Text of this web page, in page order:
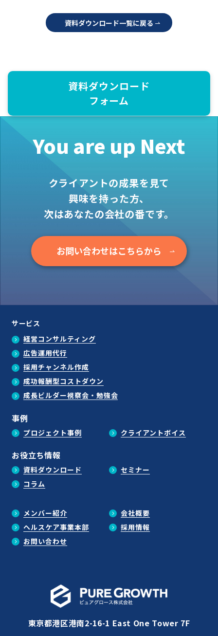
資料ダウンロード一覧に戻る
資料ダウンロード
フォーム
You are up Next
クライアントの成果を見て
興味を持った方、
次はあなたの会社の番です。
お問い合わせはこちらから
サービス
経営コンサルティング
広告運用代行
採用チャンネル作成
成功報酬型コストダウン
成長ビルダー視察会・勉強会
事例
プロジェクト事例 クライアントボイス
お役立ち情報
資料ダウンロード
セミナー
コラム
メンバー紹介
会社概要
ヘルスケア事業本部
採用情報
お問い合わせ
東京都港区港南2-16-1 East One Tower 7F